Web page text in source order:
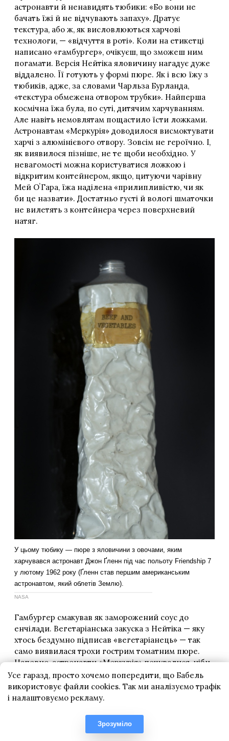
Усе гаразд, просто хочемо попередити, що Бабель
використовує файли cookies. Так ми аналізуємо трафік
і налаштовуємо рекламу.
Зрозуміло